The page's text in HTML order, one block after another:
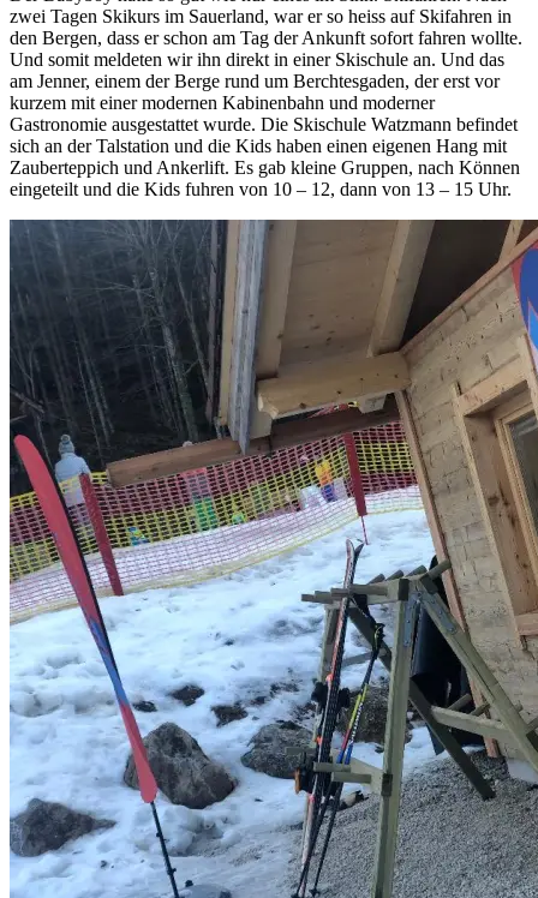
zwei Tagen Skikurs im Sauerland, war er so heiss auf Skifahren in
den Bergen, dass er schon am Tag der Ankunft sofort fahren wollte.
Und somit meldeten wir ihn direkt in einer Skischule an. Und das
am Jenner, einem der Berge rund um Berchtesgaden, der erst vor
kurzem mit einer modernen Kabinenbahn und moderner
Gastronomie ausgestattet wurde. Die Skischule Watzmann befindet
sich an der Talstation und die Kids haben einen eigenen Hang mit
Zauberteppich und Ankerlift. Es gab kleine Gruppen, nach Können
eingeteilt und die Kids fuhren von 10 – 12, dann von 13 – 15 Uhr.